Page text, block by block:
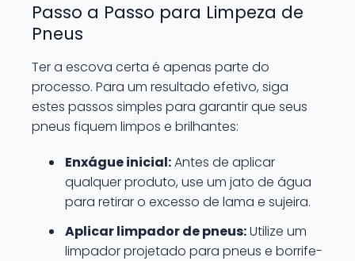
Passo a Passo para Limpeza de
Pneus
Ter a escova certa é apenas parte do
processo. Para um resultado efetivo, siga
estes passos simples para garantir que seus
pneus fiquem limpos e brilhantes:
Enxágue inicial:Antes de aplicar
qualquer produto, use um jato de água
para retirar o excesso de lama e sujeira.
Aplicar limpador de pneus:Utilize um
limpador projetado para pneus e borrife-